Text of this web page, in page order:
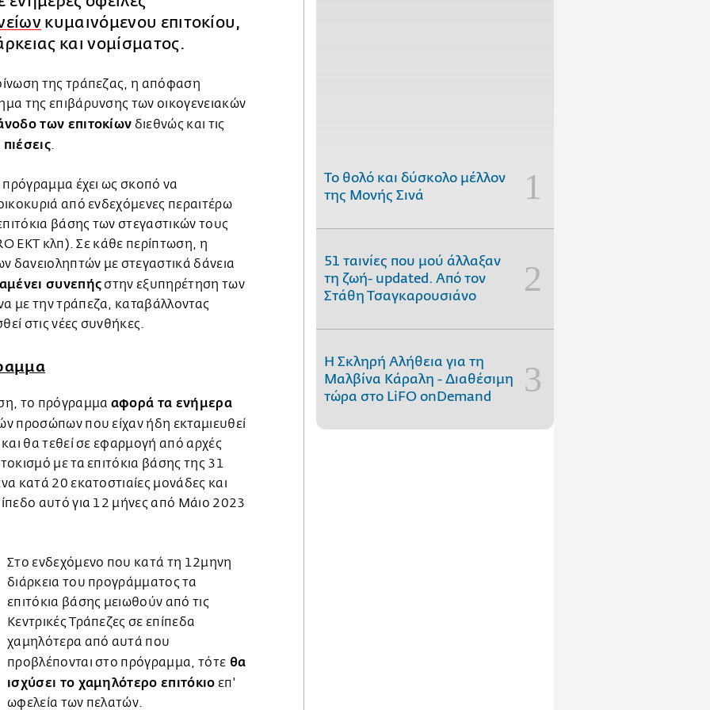
κυμαινόμενου επιτοκίου,
και νομίσματος.
της τράπεζας, η απόφαση
της επιβάρυνσης των οικογενειακών
των επιτοκίων διεθνώς και τις
.
έχει ως σκοπό να
από ενδεχόμενες περαιτέρω
βάσης των στεγαστικών τους
EKΤ κλπ). Σε κάθε περίπτωση, η
δανειοληπτών με στεγαστικά δάνεια
συνεπήςστην εξυπηρέτηση των
με την τράπεζα, καταβάλλοντας
στις νέες συνθήκες.
το πρόγραμμα αφορά τα ενήμερα
προσώπων που είχαν ήδη εκταμιευθεί
θα τεθεί σε εφαρμογή από αρχές
με τα επιτόκια βάσης της 31
κατά 20 εκατοστιαίες μονάδες και
αυτό για 12 μήνες από Μάιο 2023
Στο ενδεχόμενο που κατά τη 12μηνη
διάρκεια του προγράμματος τα
επιτόκια βάσης μειωθούν από τις
Κεντρικές Τράπεζες σε επίπεδα
χαμηλότερα από αυτά που
προβλέπονται στο πρόγραμμα, τότε θα
ισχύσει το χαμηλότερο επιτόκιο επ'
ωφελεία των πελατών.
Το θολό και δύσκολο μέλλον
της Μονής Σινά
51 ταινίες που μού άλλαξαν
τη ζωή- updated. Aπό τον
Στάθη Τσαγκαρουσιάνο
Η Σκληρή Αλήθεια για τη
Μαλβίνα Κάραλη - Διαθέσιμη
τώρα στo LiFO onDemand